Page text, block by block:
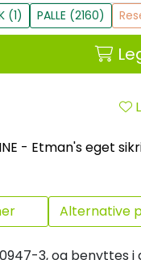
(1) PALLE (2160)
- Etman's eget
Alternative
3, og benyttes